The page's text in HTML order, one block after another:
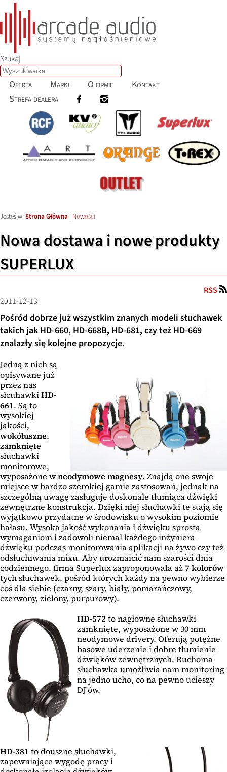
Szukaj
Oferta Marki O firmie
Kontakt
Strefa dealera
Jesteś w: Strona Główna | Nowości
Nowa dostawa i nowe produkty
SUPERLUX
RSS
2011-12-13
Pośród dobrze już wszystkim znanych modeli słuchawek
takich jak HD-660, HD-668B, HD-681, czy też HD-669
znalazły się kolejne propozycje.
Jedną z nich są
opisywane już
przez nas
słcuhawkiHD-
661. Są to
wysokiej
jakości,
wokółuszne,
zamknięte
słuchawki
monitorowe,
wyposażone wneodymowe magnesy. Znajdą one swoje
miejsce w bardzo szerokiej gamie zastosowań, jednak na
szczególną uwagę zasługuje doskonale tłumiąca dźwięki
zewnętrzne konstrukcja. Dzięki niej słuchawki te stają się
wyjątkowo przydatne w środowisku o wysokim poziomie
hałasu. Wysoka jakość wykonania i dźwięku sprosta
wymaganiom i zadowoli niemal każdego inżyniera
dźwięku podczas monitorowania aplikacji na żywo czy też
odsłuchiwania mixu. Aby urozmaicić nam szarości dnia
codziennego, firma Superlux zaproponowała aż7 kolorów
tych słuchawek, pośród których każdy na pewno wybierze
coś dla siebie (czarny, szary, biały, pomarańczowy,
czerwony, zielony, purpurowy).
HD-572 to nagłowne słuchawki
zamknięte, wyposażone w 30 mm
neodymowe drivery. Oferują potężne
basowe uderzenie i dobre tłumienie
dźwięków zewnętrznych. Ruchoma
słuchawka umożliwia nam monitoring
na jedno ucho, co na pewno ucieszy
DJ'ów.
HD-381 to douszne słuchawki,
zapewniające wygodę pracy i